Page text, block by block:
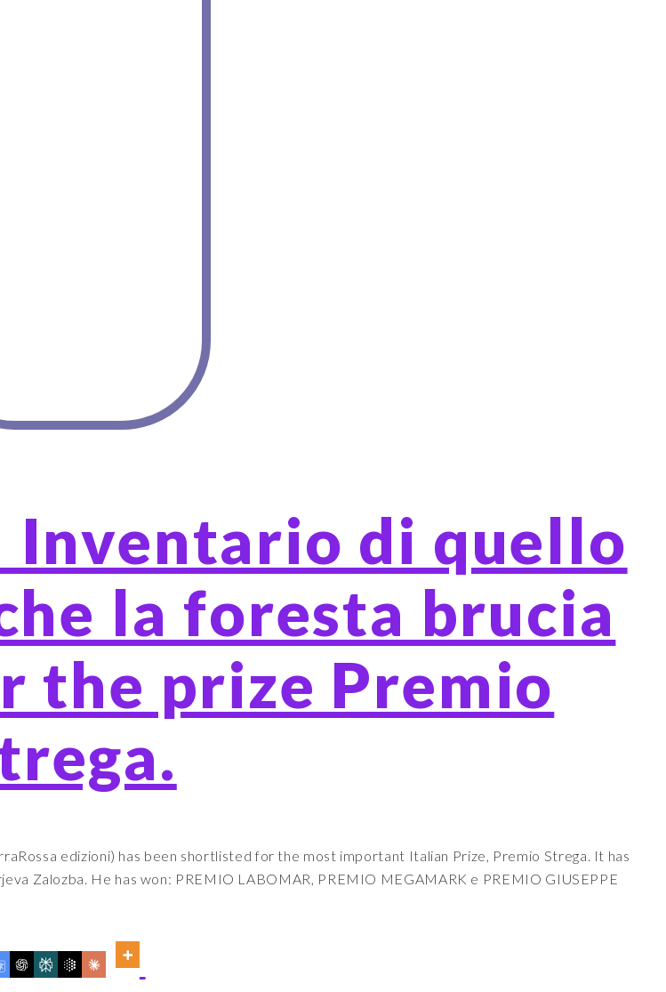
Inventario di quello
la foresta brucia
the prize Premio
edizioni) has been shortlisted for the most important Italian Prize, Premio Strega. It has
Zalozba. He has won: PREMIO LABOMAR, PREMIO MEGAMARK e PREMIO GIUSEPPE